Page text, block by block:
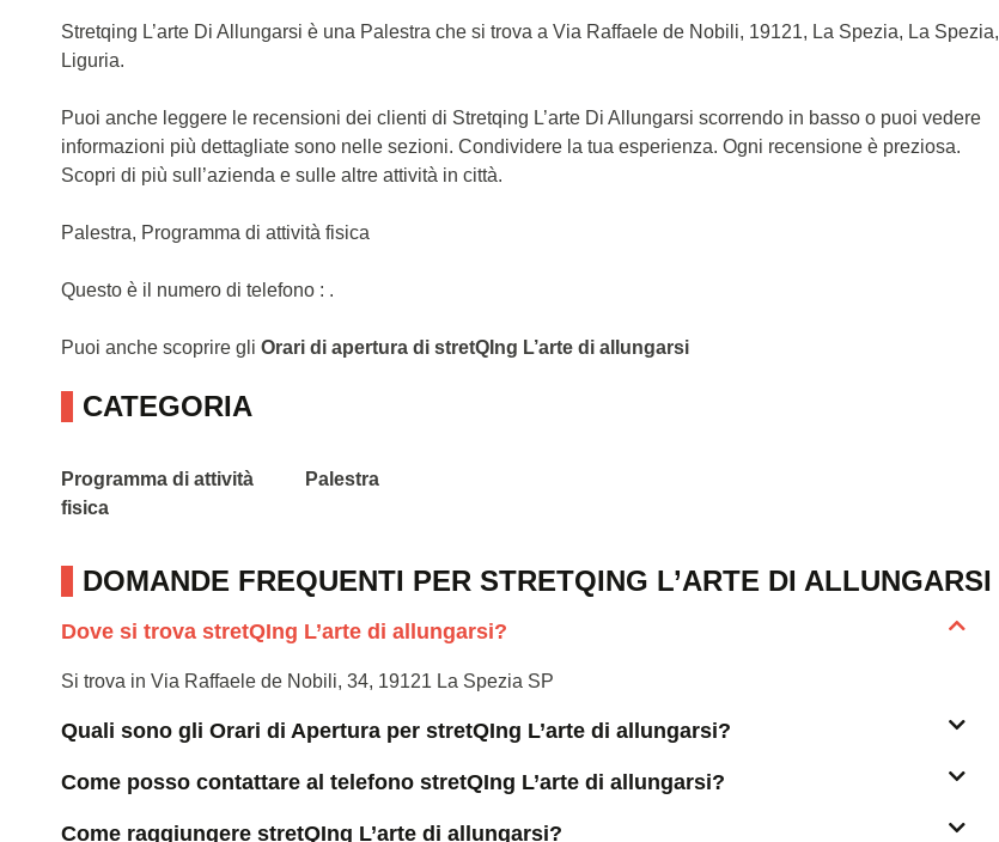
Stretqing L’arte Di Allungarsi è una Palestra che si trova a Via Raffaele de Nobili, 19121, La Spezia, La Spezia,
Liguria.
Puoi anche leggere le recensioni dei clienti di Stretqing L’arte Di Allungarsi scorrendo in basso o puoi vedere
informazioni più dettagliate sono nelle sezioni. Condividere la tua esperienza. Ogni recensione è preziosa.
Scopri di più sull’azienda e sulle altre attività in città.
Palestra, Programma di attività fisica
Questo è il numero di telefono : .
Puoi anche scoprire gli Orari di apertura di stretQIng L’arte di allungarsi
CATEGORIA
Programma di attività
fisica
Palestra
DOMANDE FREQUENTI PER STRETQING L’ARTE DI ALLUNGARSI
Dove si trova stretQIng L’arte di allungarsi?
Si trova in Via Raffaele de Nobili, 34, 19121 La Spezia SP
Quali sono gli Orari di Apertura per stretQIng L’arte di allungarsi?
Come posso contattare al telefono stretQIng L’arte di allungarsi?
Come raggiungere stretQIng L’arte di allungarsi?